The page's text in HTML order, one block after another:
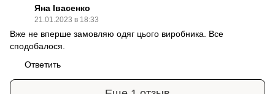
Яна Івасенко
21.01.2023 в 18:33
Вже не вперше замовляю одяг цього виробника. Все
сподобалося.
Ответить